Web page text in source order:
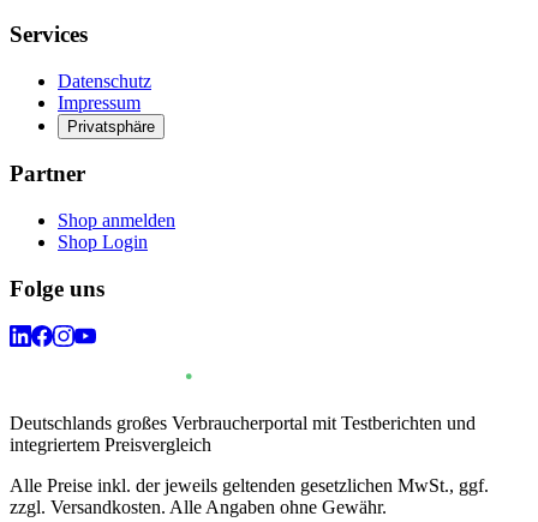
Services
Datenschutz
Impressum
Privatsphäre
Partner
Shop anmelden
Shop Login
Folge uns
Deutschlands großes Verbraucherportal mit Testberichten und
integriertem Preisvergleich
Alle Preise inkl. der jeweils geltenden gesetzlichen MwSt., ggf.
zzgl. Versandkosten. Alle Angaben ohne Gewähr.